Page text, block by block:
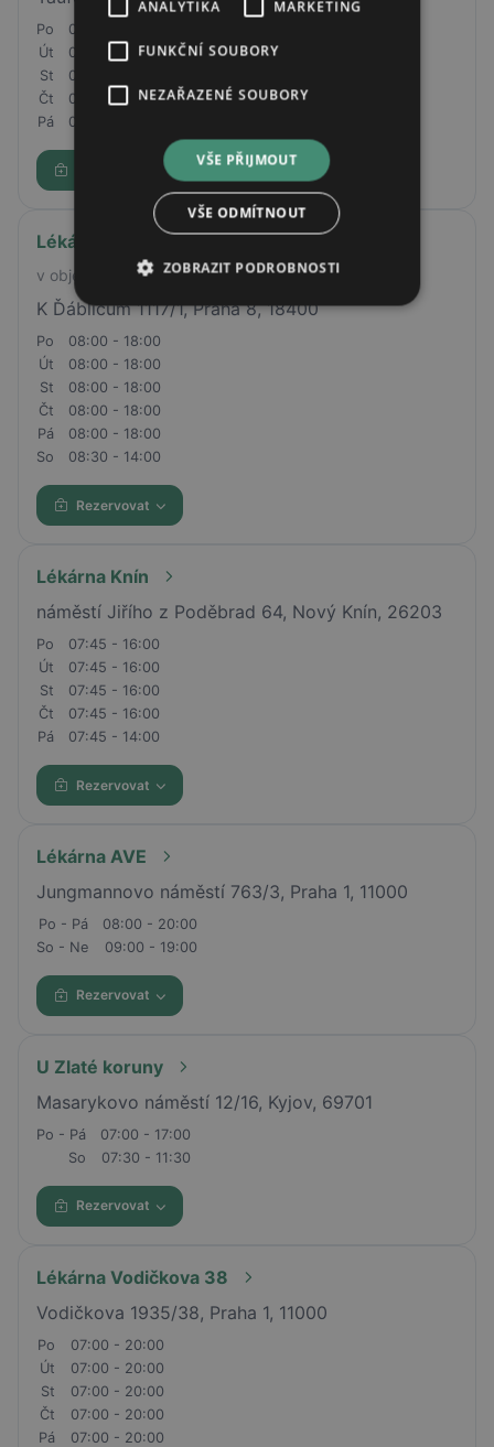
Po
08:00 - 18:30
Út
08:00 - 18:30
St
08:00 - 18:30
Čt
08:00 - 18:30
Pá
08:00 - 18:30
Lékárna Chabry (OOVL L Kbely)
v objektu Billy
K Ďáblicům 1117/1, Praha 8, 18400
Po
08:00 - 18:00
Út
08:00 - 18:00
St
08:00 - 18:00
Čt
08:00 - 18:00
Pá
08:00 - 18:00
So
08:30 - 14:00
Rezervovat
Lékárna Knín
náměstí Jiřího z Poděbrad 64, Nový Knín, 26203
Po
07:45 - 16:00
Út
07:45 - 16:00
St
07:45 - 16:00
Čt
07:45 - 16:00
Pá
07:45 - 14:00
Rezervovat
Lékárna AVE
Jungmannovo náměstí 763/3, Praha 1, 11000
Po - Pá
08:00 - 20:00
So - Ne
09:00 - 19:00
Rezervovat
U Zlaté koruny
Masarykovo náměstí 12/16, Kyjov, 69701
Po - Pá
07:00 - 17:00
So
07:30 - 11:30
Rezervovat
Lékárna Vodičkova 38
Vodičkova 1935/38, Praha 1, 11000
Po
07:00 - 20:00
Út
07:00 - 20:00
St
07:00 - 20:00
Čt
07:00 - 20:00
Pá
07:00 - 20:00
ANALYTIKA MARKETING
FUNKČNÍ SOUBORY
NEZAŘAZENÉ SOUBORY
VŠE PŘIJMOUT
VŠE ODMÍTNOUT
ZOBRAZIT PODROBNOSTI